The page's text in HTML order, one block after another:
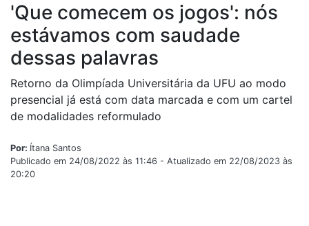
'Que comecem os jogos': nós
estávamos com saudade
dessas palavras
Retorno da Olimpíada Universitária da UFU ao modo
presencial já está com data marcada e com um cartel
de modalidades reformulado
Por: Ítana Santos
Publicado em 24/08/2022 às 11:46 - Atualizado em 22/08/2023 às
20:20